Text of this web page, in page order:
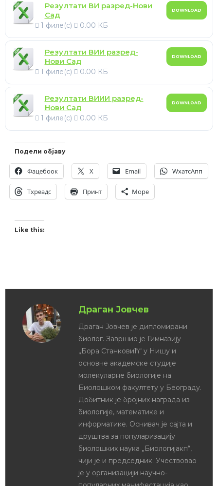
Резултати ВИ разред-Нови
Сад
1 филе(с) 0.00 КБ
DOWNLOAD
Резултати ВИИ разред-
Нови Сад
1 филе(с) 0.00 КБ
DOWNLOAD
Резултати ВИИИ разред-
Нови Сад
1 филе(с) 0.00 КБ
DOWNLOAD
Подели објаву
Фацебоок X Email WхатсАпп
Тхреадс Принт Море
Like this:
Драган Јовчев
Драган Јовчев је дипломирани
биолог. Завршио је Гимназију
„Бора Станковић“ у Нишу и
основне академске студије
молекуларне биологије на
Биолошком факултету у Београду.
Добитник је бројних награда из
биологије, математике и
информатике. Оснивач је сајта и
друштва за популаризацију
биолошких наука „Биологијакп“,
чији је и председник. Учествовао
је у организацији научно-